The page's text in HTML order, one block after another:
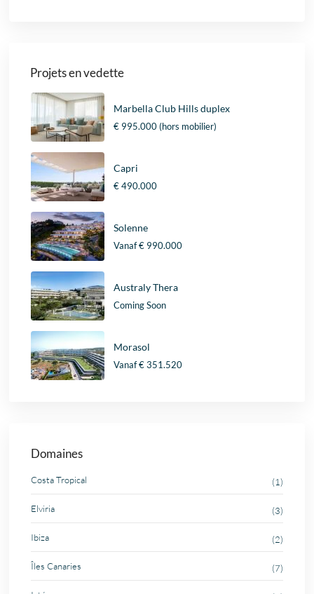
Projets en vedette
Marbella Club Hills duplex
€ 995.000(hors mobilier)
Capri
€ 490.000
Solenne
Vanaf€ 990.000
Australy Thera
Coming Soon
Morasol
Vanaf€ 351.520
Domaines
Costa Tropical (1)
Elviria (3)
Ibiza (2)
Îles Canaries (7)